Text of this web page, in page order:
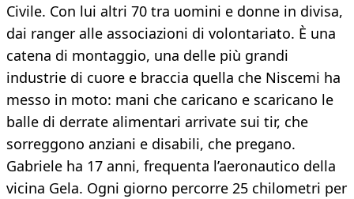
Civile. Con lui altri 70 tra uomini e donne in divisa,
dai ranger alle associazioni di volontariato. È una
catena di montaggio, una delle più grandi
industrie di cuore e braccia quella che Niscemi ha
messo in moto: mani che caricano e scaricano le
balle di derrate alimentari arrivate sui tir, che
sorreggono anziani e disabili, che pregano.
Gabriele ha 17 anni, frequenta l’aeronautico della
vicina Gela. Ogni giorno percorre 25 chilometri per